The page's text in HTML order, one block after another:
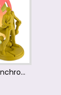
Polymaker Panchroma™ PLA Matte Army Light Green Filament